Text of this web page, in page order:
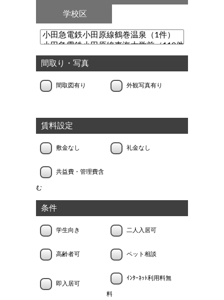
学校区
間取り・写真
間取図有り 外観写真有り
賃料設定
敷金なし 礼金なし
共益費・管理費含
む
条件
学生向き 二人入居可
高齢者可 ペット相談
即入居可
ｲﾝﾀｰﾈｯﾄ利用料無
料